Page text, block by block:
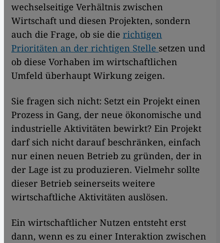
wechselseitige Verhältnis zwischen
Wirtschaft und diesen Projekten, sondern
auch die Frage, ob sie die richtigen
Prioritäten an der richtigen Stelle setzen und
ob diese Vorhaben im wirtschaftlichen
Umfeld überhaupt Wirkung zeigen.
Sie fragen sich nicht: Setzt ein Projekt einen
Prozess in Gang, der neue ökonomische und
industrielle Aktivitäten bewirkt? Ein Projekt
darf sich nicht darauf beschränken, einfach
nur einen neuen Betrieb zu gründen, der in
der Lage ist zu produzieren. Vielmehr sollte
dieser Betrieb seinerseits weitere
wirtschaftliche Aktivitäten auslösen.
Ein wirtschaftlicher Nutzen entsteht erst
dann, wenn es zu einer Interaktion zwischen